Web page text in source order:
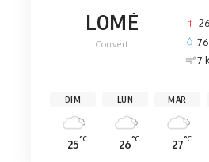
LOMÉ
Couvert
26
7
DIM
25°C
LUN
26°C
MAR
27°C